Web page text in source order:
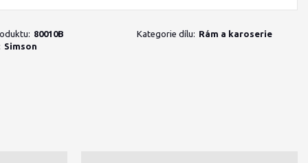
80010B Kategorie dílu: Rám a karoserie
Simson